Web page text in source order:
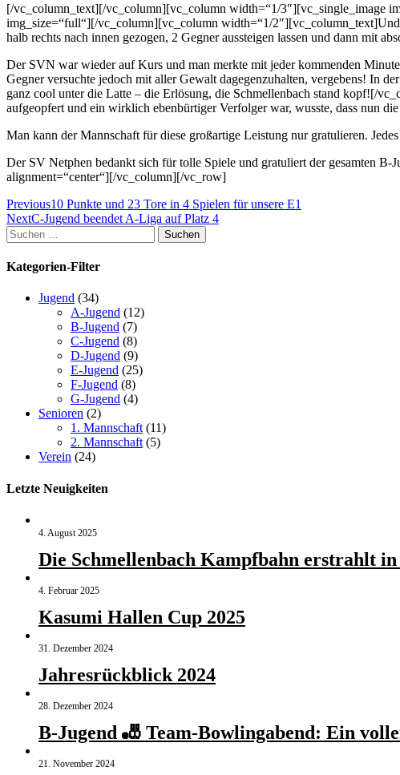
[/vc_column_text][/vc_column][vc_column width=“1/3″][vc_single_image
img_size=“full“][/vc_column][vc_column width=“1/
halb rechts nach innen gezogen, 2 Gegner aussteigen lassen und dann mit
Der SVN war wieder auf Kurs und man merkte mit jeder kommenden
Gegner versuchte jedoch mit aller Gewalt dagegenzuhalten, vergebens! In
ganz cool unter die Latte – die Erlösung, die Schmellenbach stand kopf![/
aufgeopfert und ein wirklich ebenbürtiger Verfolger war, wusste, dass nun
Man kann der Mannschaft für diese großartige Leistung nur gratulieren.
Der SV Netphen bedankt sich für tolle Spiele und gratuliert der gesamten
alignment=“center“][/vc_column][/vc_row]
Beitragsnavigation
Previous10 Punkte und 23 Tore in 4 Spielen für unsere E1
NextC-Jugend beendet A-Liga auf Platz 4
Suchen
nach:
Kategorien-Filter
Jugend (34)
A-Jugend (12)
B-Jugend (7)
C-Jugend (8)
D-Jugend (9)
E-Jugend (25)
F-Jugend (8)
G-Jugend (4)
Senioren (2)
1. Mannschaft (11)
2. Mannschaft (5)
Verein (24)
Letzte Neuigkeiten
4. August 2025
Die Schmellenbach Kampfbahn erstrahlt
4. Februar 2025
Kasumi Hallen Cup 2025
31. Dezember 2024
Jahresrückblick 2024
28. Dezember 2024
B-Jugend 🎳 Team-Bowlingabend: Ein
21. November 2024